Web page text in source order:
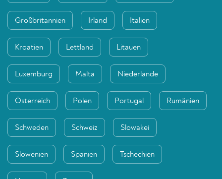
Großbritannien Irland Italien
Kroatien Lettland Litauen
Luxemburg Malta Niederlande
Österreich Polen Portugal Rumänien
Schweden Schweiz Slowakei
Slowenien Spanien Tschechien